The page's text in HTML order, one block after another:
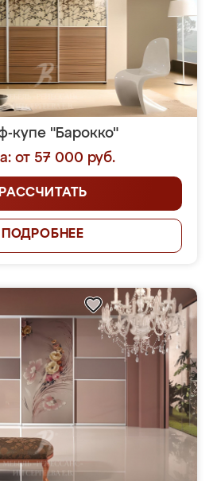
купе "Барокко"
от 57 000 руб.
РАССЧИТАТЬ
ПОДРОБНЕЕ